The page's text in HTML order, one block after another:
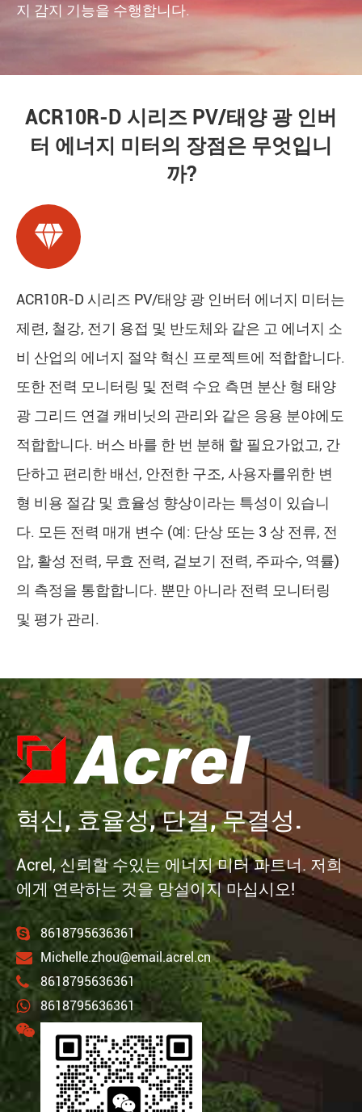
지 감지 기능을 수행합니다.
ACR10R-D 시리즈 PV/태양 광 인버
터 에너지 미터의 장점은 무엇입니
까?

ACR10R-D 시리즈 PV/태양 광 인버터 에너지 미터는
제련, 철강, 전기 용접 및 반도체와 같은 고 에너지 소
비 산업의 에너지 절약 혁신 프로젝트에 적합합니다.
또한 전력 모니터링 및 전력 수요 측면 분산 형 태양
광 그리드 연결 캐비닛의 관리와 같은 응용 분야에도
적합합니다. 버스 바를 한 번 분해 할 필요가없고, 간
단하고 편리한 배선, 안전한 구조, 사용자를위한 변
형 비용 절감 및 효율성 향상이라는 특성이 있습니
다. 모든 전력 매개 변수 (예: 단상 또는 3 상 전류, 전
압, 활성 전력, 무효 전력, 겉보기 전력, 주파수, 역률)
의 측정을 통합합니다. 뿐만 아니라 전력 모니터링
및 평가 관리.
혁신, 효율성, 단결, 무결성.
Acrel, 신뢰할 수있는 에너지 미터 파트너. 저희
에게 연락하는 것을 망설이지 마십시오!
8618795636361
Michelle.zhou@email.acrel.cn
8618795636361
8618795636361